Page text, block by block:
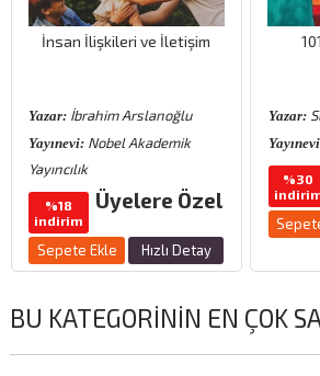
İnsan İlişkileri ve İletişim
Yazar: İbrahim Arslanoğlu
Yayınevi: Nobel Akademik
Yayıncılık
%18
indirim
Üyelere Özel
Sepete Ekle Hızlı Detay
Yazar:
%30
BU KATEGORININ EN ÇOK